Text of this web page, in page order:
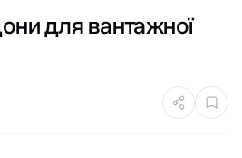
для вантажної